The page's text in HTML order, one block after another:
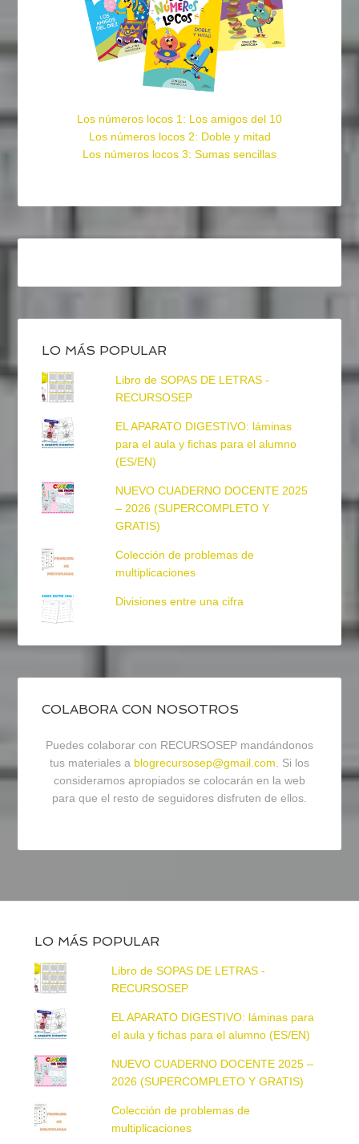
Los números locos 1: Los amigos del 10
Los números locos 2: Doble y mitad
Los números locos 3: Sumas sencillas
LO MÁS POPULAR
Libro de SOPAS DE LETRAS -
RECURSOSEP
EL APARATO DIGESTIVO: láminas
para el aula y fichas para el alumno
(ES/EN)
NUEVO CUADERNO DOCENTE 2025
– 2026 (SUPERCOMPLETO Y
GRATIS)
Colección de problemas de
multiplicaciones
Divisiones entre una cifra
COLABORA CON NOSOTROS
Puedes colaborar con RECURSOSEP mandándonos
tus materiales a blogrecursosep@gmail.com. Si los
consideramos apropiados se colocarán en la web
para que el resto de seguidores disfruten de ellos.
LO MÁS POPULAR
Libro de SOPAS DE LETRAS -
RECURSOSEP
EL APARATO DIGESTIVO: láminas para
el aula y fichas para el alumno (ES/EN)
NUEVO CUADERNO DOCENTE 2025 –
2026 (SUPERCOMPLETO Y GRATIS)
Colección de problemas de
multiplicaciones